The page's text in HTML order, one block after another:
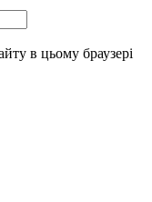
в цьому браузері